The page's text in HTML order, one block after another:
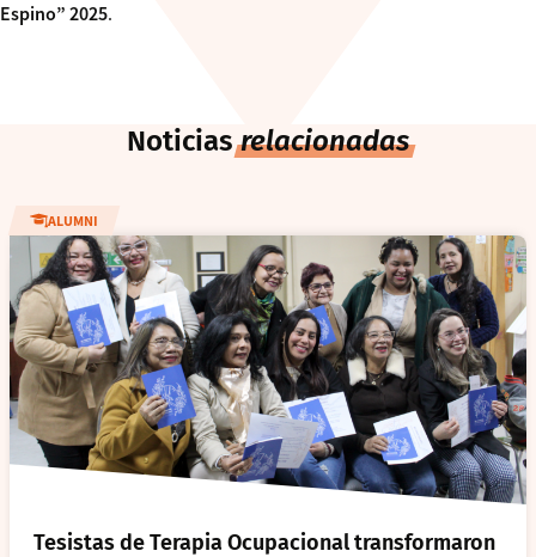
Espino” 2025.
Noticiasrelacionadas
ALUMNI
Tesistas de Terapia Ocupacional transformaron